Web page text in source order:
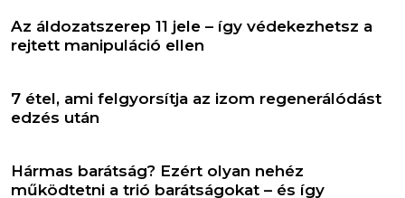
Az áldozatszerep 11 jele – így védekezhetsz a
rejtett manipuláció ellen
7 étel, ami felgyorsítja az izom regenerálódást
edzés után
Hármas barátság? Ezért olyan nehéz
működtetni a trió barátságokat – és így